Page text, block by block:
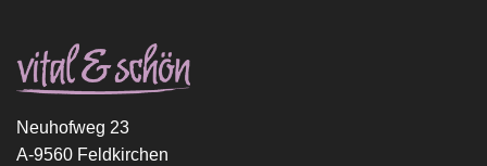
Neuhofweg 23
A-9560 Feldkirchen